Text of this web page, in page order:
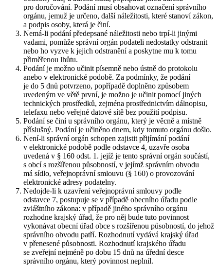
pro doručování. Podání musí obsahovat označení správního
orgánu, jemuž je určeno, další náležitosti, které stanoví zákon,
a podpis osoby, která je činí.
Nemá-li podání předepsané náležitosti nebo trpí-li jinými
vadami, pomůže správní orgán podateli nedostatky odstranit
nebo ho vyzve k jejich odstranění a poskytne mu k tomu
přiměřenou lhůtu.
Podání je možno učinit písemně nebo ústně do protokolu
anebo v elektronické podobě. Za podmínky, že podání
je do 5 dnů potvrzeno, popřípadě doplněno způsobem
uvedeným ve větě první, je možno je učinit pomocí jiných
technických prostředků, zejména prostřednictvím dálnopisu,
telefaxu nebo veřejné datové sítě bez použití podpisu.
Podání se činí u správního orgánu, který je věcně a místně
příslušný. Podání je učiněno dnem, kdy tomuto orgánu došlo.
Není-li správní orgán schopen zajistit přijímání podání
v elektronické podobě podle odstavce 4, uzavře osoba
uvedená v § 160 odst. 1. jejíž je tento správní orgán součástí,
s obcí s rozšířenou působností, v jejímž správním obvodu
má sídlo, veřejnoprávní smlouvu (§ 160) o provozování
elektronické adresy podatelny.
Nedojde-li k uzavření veřejnoprávní smlouvy podle
odstavce 7, postupuje se v případě obecního úřadu podle
zvláštního zákona: v případě jiného správního orgánu
rozhodne krajský úřad, že pro něj bude tuto povinnost
vykonávat obecní úřad obce s rozšířenou působností, do jehož
správního obvodu patří. Rozhodnutí vydává krajský úřad
v přenesené působnosti. Rozhodnutí krajského úřadu
se zveřejní nejméně po dobu 15 dnů na úřední desce
správního orgánu, který povinnost neplnil.